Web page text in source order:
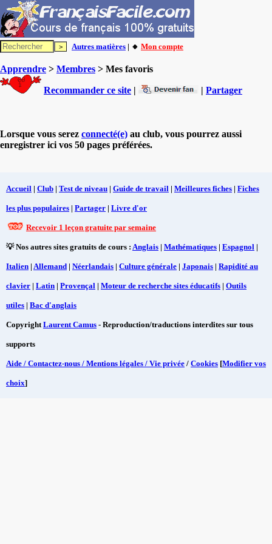
Autres matières | 🔸 Mon compte
Apprendre > Membres > Mes favoris
Recommander ce site | | Partager
Lorsque vous serez connecté(e) au club, vous pourrez aussi
enregistrer ici vos 50 pages préférées.
Accueil | Club | Test de niveau | Guide de travail | Meilleures fiches | Fiches
les plus populaires | Partager | Livre d'or
Recevoir 1 leçon gratuite par semaine
💡 Nos autres sites gratuits de cours : Anglais | Mathématiques | Espagnol |
Italien | Allemand | Néerlandais | Culture générale | Japonais | Rapidité au
clavier | Latin | Provençal | Moteur de recherche sites éducatifs | Outils
utiles | Bac d'anglais
CopyrightLaurent Camus - Reproduction/traductions interdites sur tous
supports
Aide / Contactez-nous / Mentions légales / Vie privée / Cookies [Modifier vos
choix]